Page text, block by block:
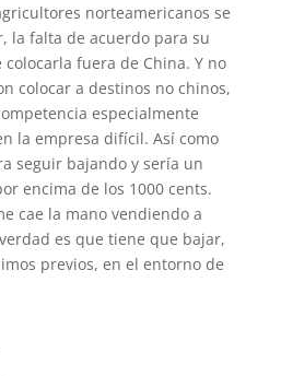
norteamericanos se
la falta de acuerdo para su
fuera de China. Y no
colocar a destinos no chinos,
especialmente
la empresa difícil. Así como
seguir bajando y sería un
encima de los 1000 cents.
cae la mano vendiendo a
es que tiene que bajar,
previos, en el entorno de